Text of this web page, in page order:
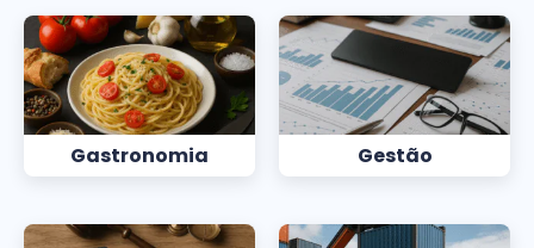
Gastronomia Gestão